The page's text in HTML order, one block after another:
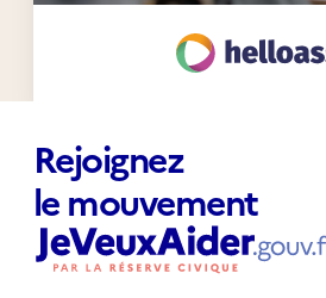
Rejoignez
le mouvement